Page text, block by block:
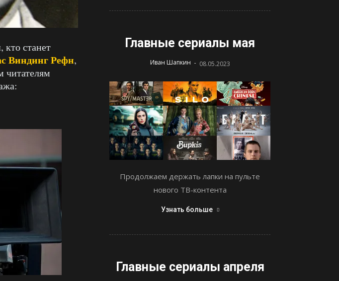
кто станет
Виндинг Рефн,
Главные сериалы мая
Иван Шапкин - 08.05.2023
Продолжаем держать лапки на пульте
нового ТВ-контента
Узнать больше
Главные сериалы апреля